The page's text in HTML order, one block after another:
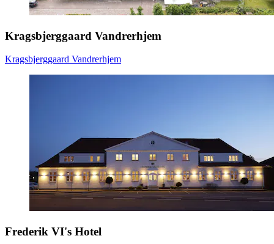
Kragsbjerggaard Vandrerhjem
Kragsbjerggaard Vandrerhjem
Frederik VI's Hotel